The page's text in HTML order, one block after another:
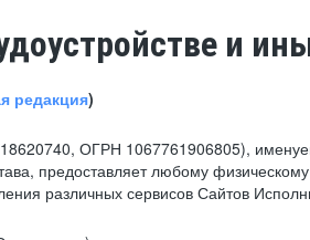
и
редакция)
ОГРН 1067761906805),
предоставляет любому
различных сервисов Сайтов